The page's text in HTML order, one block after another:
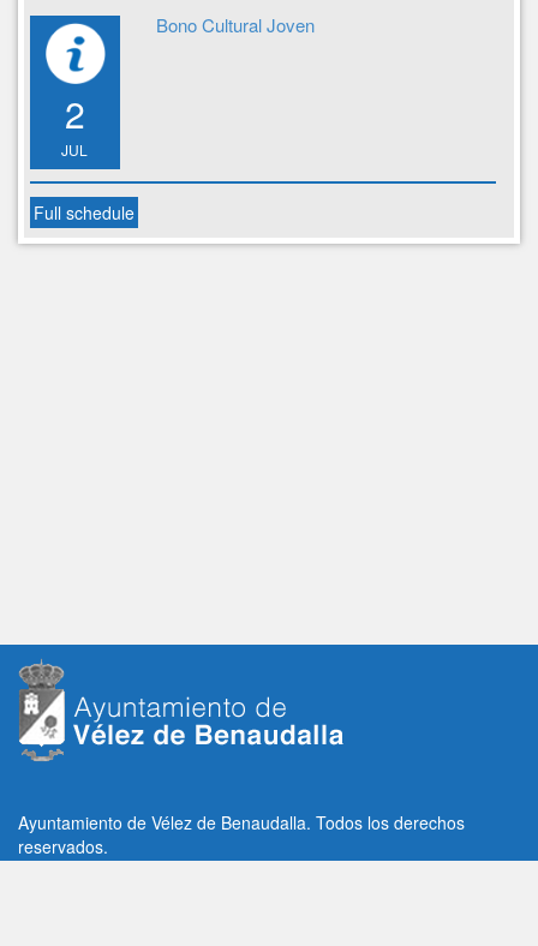
2
JUL
Bono Cultural Joven
Full schedule
Ayuntamiento de Vélez de Benaudalla. Todos los derechos
reservados.